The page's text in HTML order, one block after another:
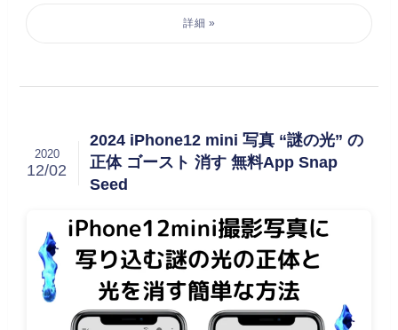
2024 iPhone12 mini 写真 “謎の光” の
正体 ゴースト 消す 無料App Snap
Seed
2020
12/02